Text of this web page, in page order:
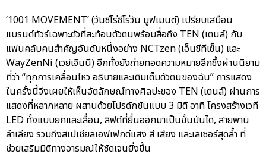
‘1001 MOVEMENT’ (วันซีโร่ซีโร่วัน มูฟเมนต์) เปรียบเสมือน
แบรนด์ทัวร์เฉพาะตัวที่สะท้อนตัวตนพร้อมสื่อถึง TEN (เตนล์) กับ
แฟนคลับคนสำคัญอันดับหนึ่งอย่าง NCTzen (เอ็นซีทีเซ็น) และ
WayZenNi (เวย์เจินนี) อีกทั้งยังถ่ายทอดความหมายลึกซึ้งผ่านนิยาม
ที่ว่า “ทุกการเคลื่อนไหว อธิบายและเติมเต็มตัวตนของฉัน” การแสดง
ในครั้งนี้จึงเผยให้เห็นอัตลักษณ์ทางศิลปะของ TEN (เตนล์) ผ่านการ
แสดงที่หลากหลาย ผสานด้วยโปรดักชันแบบ 3 มิติ อาทิ โครงสร้างเวที
LED ทั้งแบบยกและเลื่อน, ลิฟต์ที่ยื่นออกมาเป็นขั้นบันได, สายพาน
ลำเลียง รวมถึงสเปเชียลเอฟเฟกต์แสง สี เสียง และเลเซอร์สุดล้ำ ที่
ช่วยเสริมมิติทางอารมณ์ให้ชัดเจนยิ่งขึ้น